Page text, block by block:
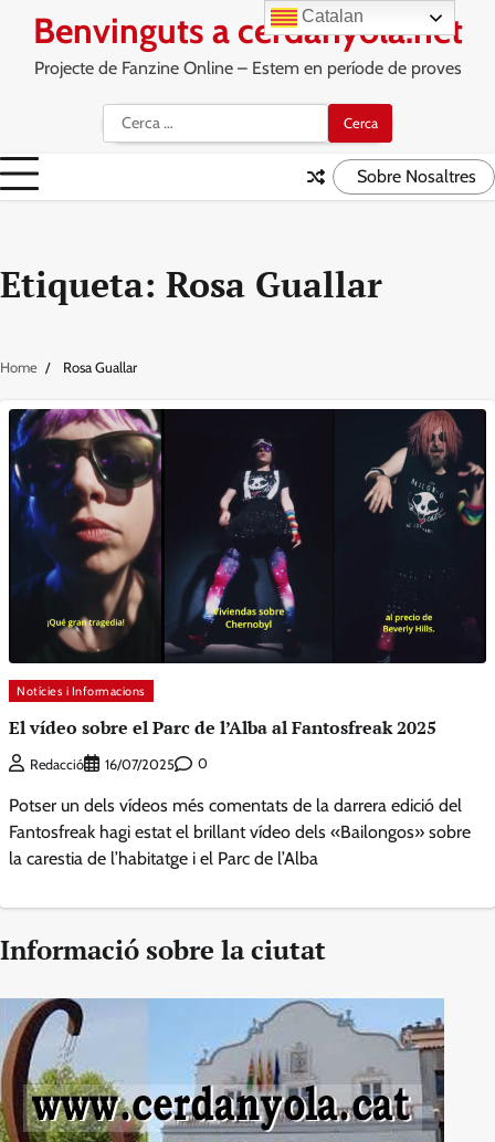
content
Benvinguts a cerdanyola.net
Projecte de Fanzine Online – Estem en període de proves
Cerca:
Sobre Nosaltres
Etiqueta: Rosa Guallar
Home Rosa Guallar
Notícies i Informacions
El vídeo sobre el Parc de l’Alba al Fantosfreak 2025
Redacció 16/07/2025 0
Potser un dels vídeos més comentats de la darrera edició del
Fantosfreak hagi estat el brillant vídeo dels «Bailongos» sobre
la carestia de l’habitatge i el Parc de l’Alba
Informació sobre la ciutat
Catalan